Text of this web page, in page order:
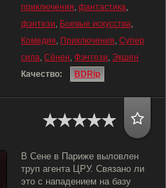
приключения, фантастика,
фэнтези, Боевые искусства,
Комедия, Приключения, Супер
сила, Сёнен, Фэнтези, Экшен
Качество:
BDRip
В Сене в Париже выловлен
труп агента ЦРУ. Связано ли
это с нападением на базу